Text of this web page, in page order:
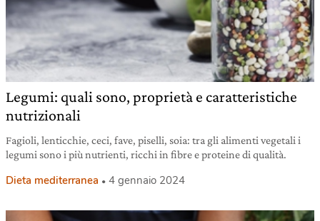
Legumi: quali sono, proprietà e caratteristiche
nutrizionali
Fagioli, lenticchie, ceci, fave, piselli, soia: tra gli alimenti vegetali i
legumi sono i più nutrienti, ricchi in fibre e proteine di qualità.
Dieta mediterranea 4 gennaio 2024